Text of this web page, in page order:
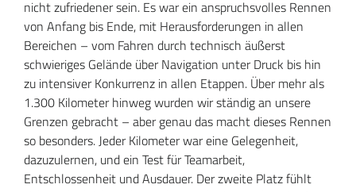
nicht zufriedener sein. Es war ein anspruchsvolles Rennen
von Anfang bis Ende, mit Herausforderungen in allen
Bereichen – vom Fahren durch technisch äußerst
schwieriges Gelände über Navigation unter Druck bis hin
zu intensiver Konkurrenz in allen Etappen. Über mehr als
1.300 Kilometer hinweg wurden wir ständig an unsere
Grenzen gebracht – aber genau das macht dieses Rennen
so besonders. Jeder Kilometer war eine Gelegenheit,
dazuzulernen, und ein Test für Teamarbeit,
Entschlossenheit und Ausdauer. Der zweite Platz fühlt